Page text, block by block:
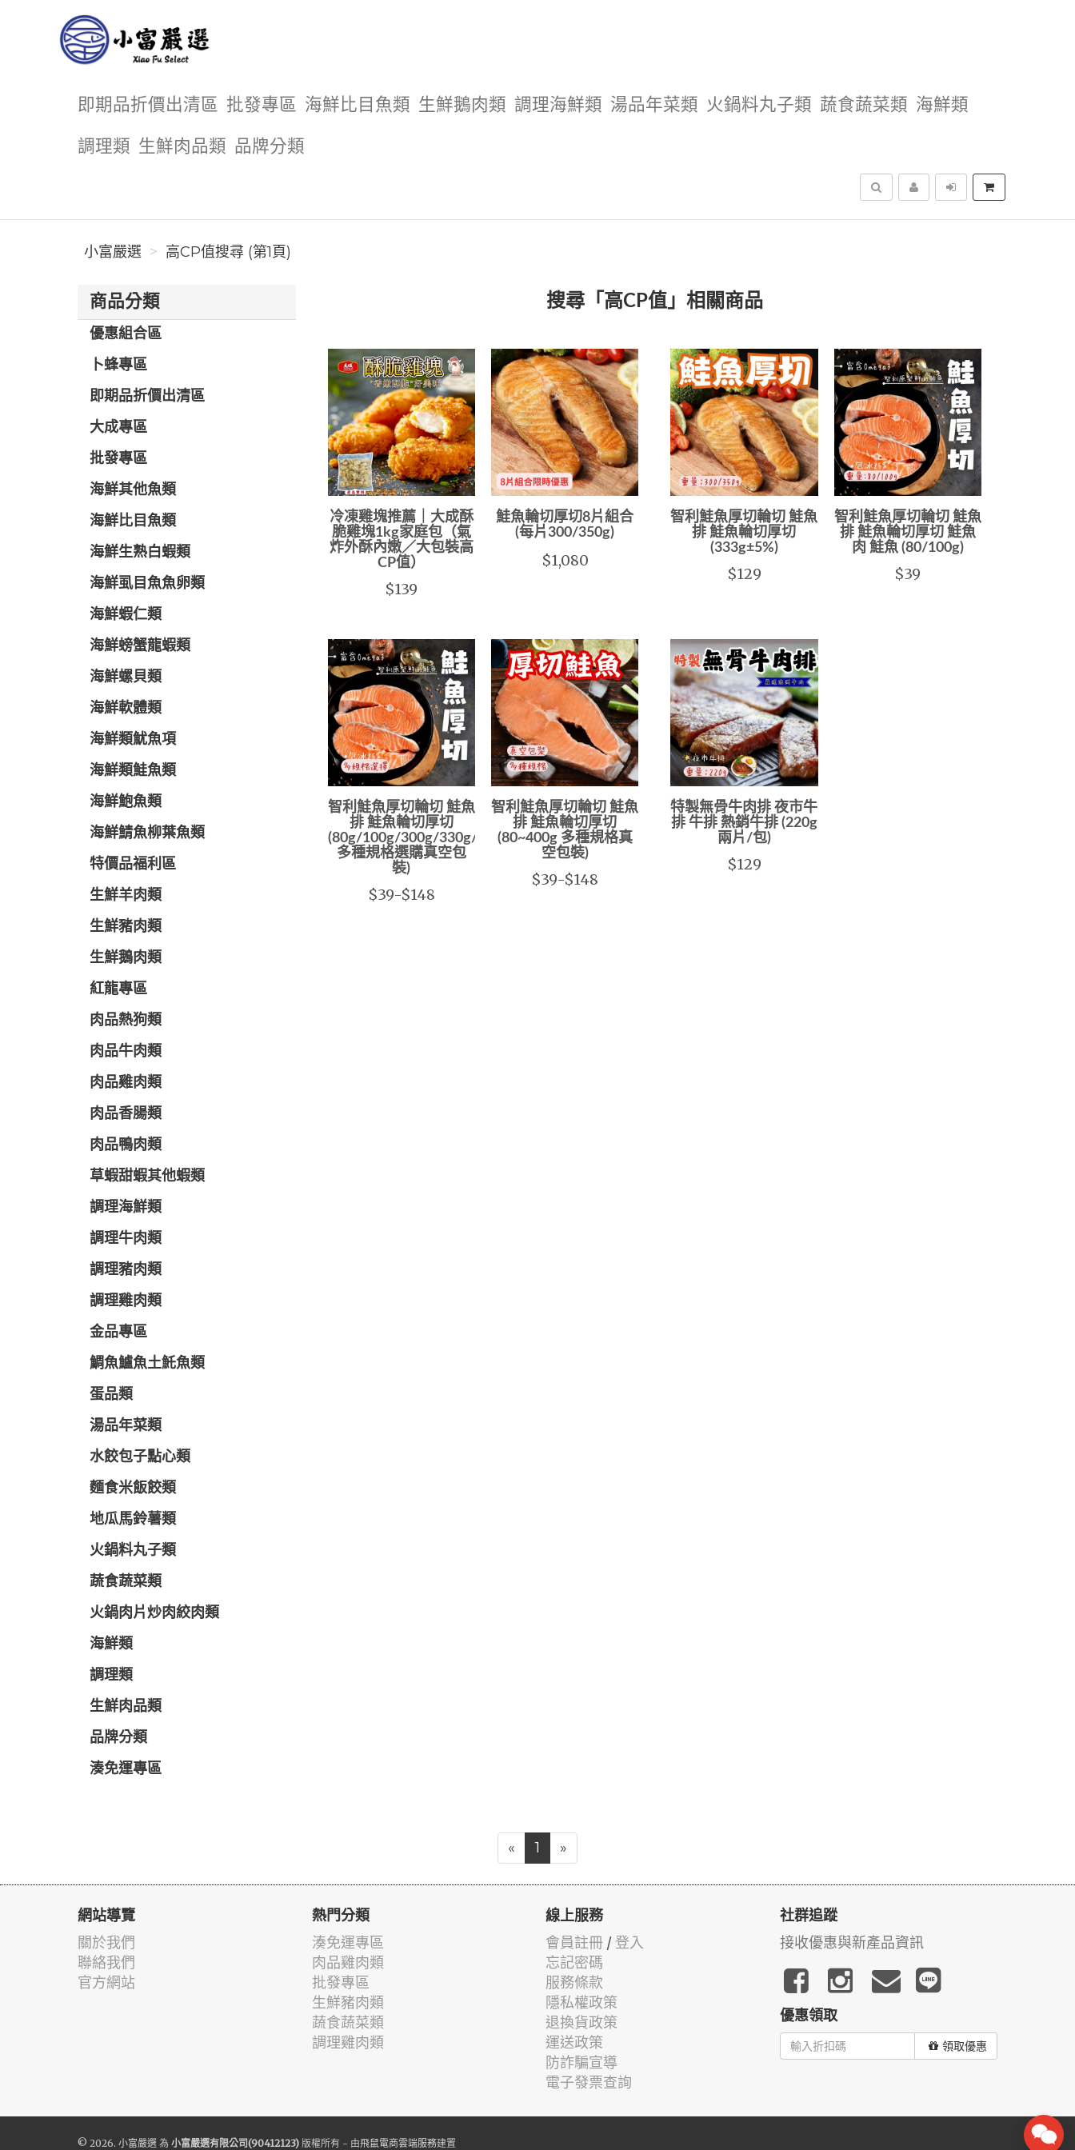
即期品折價出清區 批發專區 海鮮比目魚類 生鮮鵝肉類 調理海鮮類 湯品年菜類 火鍋料丸子類 蔬食蔬菜類 海鮮類
調理類 生鮮肉品類 品牌分類
搜尋
小富嚴選 高CP值搜尋 (第1頁)
商品分類
優惠組合區
卜蜂專區
即期品折價出清區
大成專區
批發專區
海鮮其他魚類
海鮮比目魚類
海鮮生熟白蝦類
海鮮虱目魚魚卵類
海鮮蝦仁類
海鮮螃蟹龍蝦類
海鮮螺貝類
海鮮軟體類
海鮮類魷魚項
海鮮類鮭魚類
海鮮鮑魚類
海鮮鯖魚柳葉魚類
特價品福利區
生鮮羊肉類
生鮮豬肉類
生鮮鵝肉類
紅龍專區
肉品熱狗類
肉品牛肉類
肉品雞肉類
肉品香腸類
肉品鴨肉類
草蝦甜蝦其他蝦類
調理海鮮類
調理牛肉類
調理豬肉類
調理雞肉類
金品專區
鯛魚鱸魚土魠魚類
蛋品類
湯品年菜類
水餃包子點心類
麵食米飯餃類
地瓜馬鈴薯類
火鍋料丸子類
蔬食蔬菜類
火鍋肉片炒肉絞肉類
海鮮類
調理類
生鮮肉品類
品牌分類
湊免運專區
搜尋「高CP值」相關商品
冷凍雞塊推薦｜大成酥
脆雞塊1kg家庭包（氣
炸外酥內嫩／大包裝高
CP值）
$139
鮭魚輪切厚切8片組合
(每片300/350g)
$1,080
智利鮭魚厚切輪切 鮭魚
排 鮭魚輪切厚切
(333g±5%)
$129
智利鮭魚厚切輪切 鮭魚
排 鮭魚輪切厚切 鮭魚
肉 鮭魚 (80/100g)
$39
智利鮭魚厚切輪切 鮭魚
排 鮭魚輪切厚切
(80g/100g/300g/330g/375g
多種規格選購真空包
裝)
$39-$148
智利鮭魚厚切輪切 鮭魚
排 鮭魚輪切厚切
(80~400g 多種規格真
空包裝)
$39-$148
特製無骨牛肉排 夜市牛
排 牛排 熱銷牛排 (220g
兩片/包)
$129
« 1 »
網站導覽
關於我們
聯絡我們
官方網站
熱門分類
湊免運專區
肉品雞肉類
批發專區
生鮮豬肉類
蔬食蔬菜類
調理雞肉類
線上服務
會員註冊 / 登入
忘記密碼
服務條款
隱私權政策
退換貨政策
運送政策
防詐騙宣導
電子發票查詢
社群追蹤
接收優惠與新產品資訊
優惠領取
領取優惠
© 2026. 小富嚴選 為 小富嚴選有限公司(90412123) 版權所有 - 由飛鼠電商雲端服務建置